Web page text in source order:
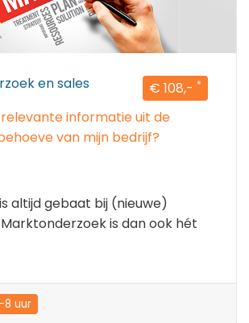
en sales € 108,- *
relevante informatie uit de
van mijn bedrijf?
altijd gebaat bij (nieuwe)
is dan ook hét
8 uur